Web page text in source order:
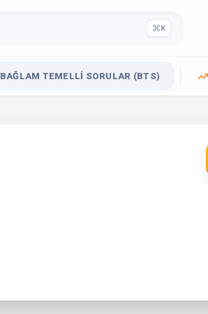
K
BAĞLAM TEMELLI SORULAR (BTS)